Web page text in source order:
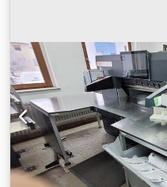
Ursprungsland: Schweiz
- 3,6 kWh modul - ARC -
har frågor eller behöver
kontakta oss via